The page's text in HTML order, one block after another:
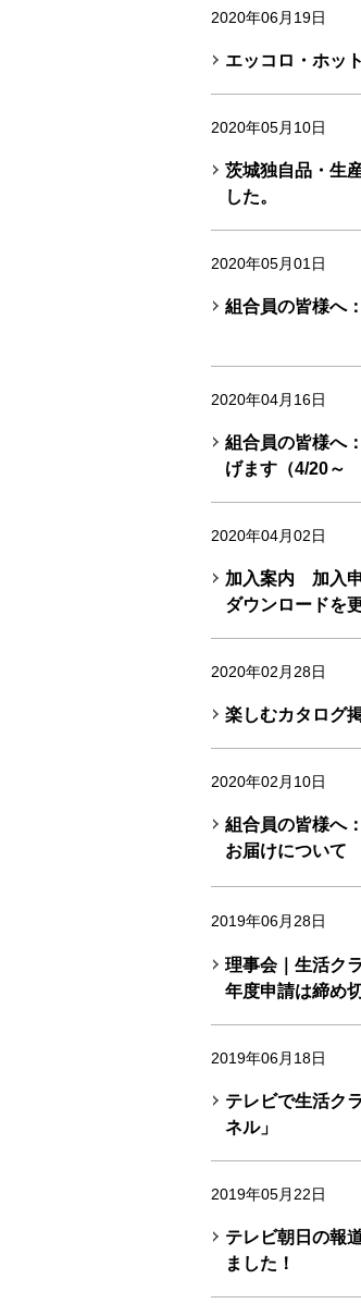
2020年06月19日
エッコロ・ホッ
2020年05月10日
茨城独自品・生
した。
2020年05月01日
組合員の皆様へ
2020年04月16日
組合員の皆様へ
げます（4/20～
2020年04月02日
加入案内 加入
ダウンロードを
2020年02月28日
楽しむカタログ
2020年02月10日
組合員の皆様へ
お届けについて
2019年06月28日
理事会｜生活ク
年度申請は締め
2019年06月18日
テレビで生活ク
ネル」
2019年05月22日
テレビ朝日の報
ました！